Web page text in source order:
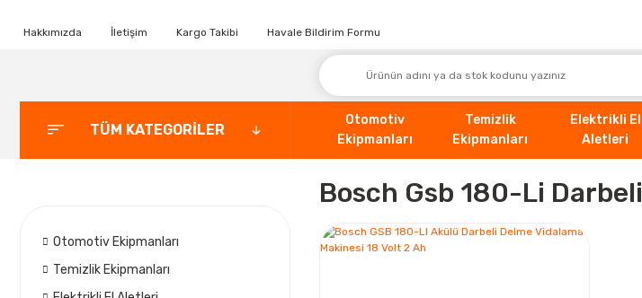
Hakkımızda İletişim Kargo Takibi Havale Bildirim Formu
TÜM KATEGORİLER
Otomotiv
Ekipmanları
Temizlik
Ekipmanları
Elektrikli El
Aletleri
Otomotiv Ekipmanları
Temizlik Ekipmanları
Bosch Gsb 180-Li Darbeli